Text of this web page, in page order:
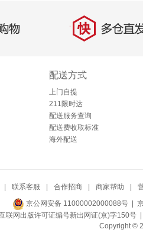
快 多仓直发
配送方式
上门自提
211限时达
配送服务查询
配送费收取标准
海外配送
联系客服 合作招商 商家帮助
京公网安备 11000002000088号 |
联网出版许可证编号新出网证(京)字150号 |
Copyright ©